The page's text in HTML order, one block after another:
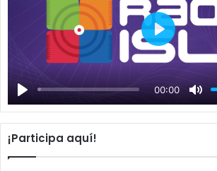
00:00
P
a
y
¡Participa aquí!